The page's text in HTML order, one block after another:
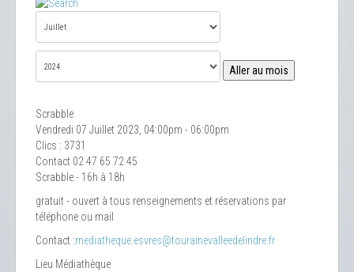
Aller au mois
Scrabble
Vendredi 07 Juillet 2023, 04:00pm - 06:00pm
Clics : 3731
Contact 02 47 65 72 45
Scrabble - 16h à 18h
gratuit - ouvert à tous renseignements et réservations par
téléphone ou mail
Contact :mediatheque.esvres@tourainevalleedelindre.fr
Lieu Médiathèque